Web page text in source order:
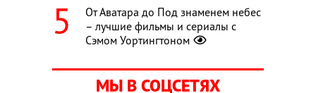
От Аватара до Под знаменем небес
– лучшие фильмы и сериалы с
Сэмом Уортингтоном
МЫ В СОЦСЕТЯХ